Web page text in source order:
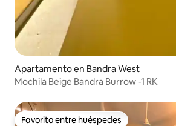
Apartamento en Bandra West
Mochila Beige Bandra Burrow -1 RK
Favorito entre huéspedes